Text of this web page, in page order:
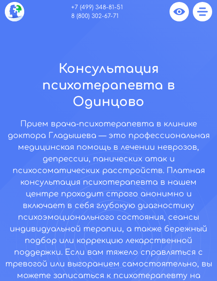
+7 (499) 348-81-51
8 (800) 302-67-71
Консультация
психотерапевта в
Одинцово
Прием врача-психотерапевта в клинике
доктора Гладышева — это профессиональная
медицинская помощь в лечении неврозов,
депрессии, панических атак и
психосоматических расстройств. Платная
консультация психотерапевта в нашем
центре проходит строго анонимно и
включает в себя глубокую диагностику
психоэмоционального состояния, сеансы
индивидуальной терапии, а также бережный
подбор или коррекцию лекарственной
поддержки. Если вам тяжело справляться с
тревогой или выгоранием самостоятельно, вы
можете записаться к психотерапевту на